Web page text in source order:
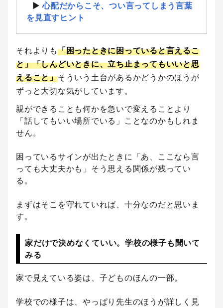
▶︎ 心配だからこそ、つい言ってしまう言葉
を見直すヒント
それよりも「困ったときに困っていると言えるこ
と」「しんどいときに、立ち止まってもいいと思
えること」そういう土台があるかどうかのほうが
ずっと大切な気がしています。
親ができることも何かを急いで変えることより
「話してもいい場所でいる」ことなのかもしれま
せん。
困っているサインが出たときに「あ、ここなら言
っても大丈夫かも」そう思える関係が残ってい
る。
まずはそこを守れていれば、十分なのだと思いま
す。
家だけで決めなくていい。学校の様子も聞いて
みる
家で見えている姿は、子どものほんの一部。
学校での様子は、やっぱり先生のほうが詳しく見